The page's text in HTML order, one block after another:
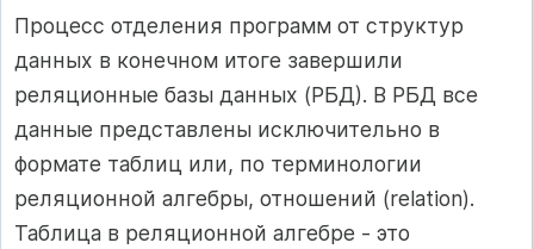
Процесс отделения программ от структур
данных в конечном итоге завершили
реляционные базы данных (РБД). В РБД все
данные представлены исключительно в
формате таблиц или, по терминологии
реляционной алгебры, отношений (relation).
Таблица в реляционной алгебре - это